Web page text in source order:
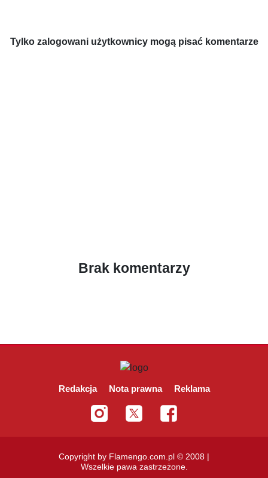
Tylko zalogowani użytkownicy mogą pisać komentarze
Brak komentarzy
Redakcja Nota prawna Reklama
Copyright by Flamengo.com.pl © 2008 |
Wszelkie pawa zastrzeżone.